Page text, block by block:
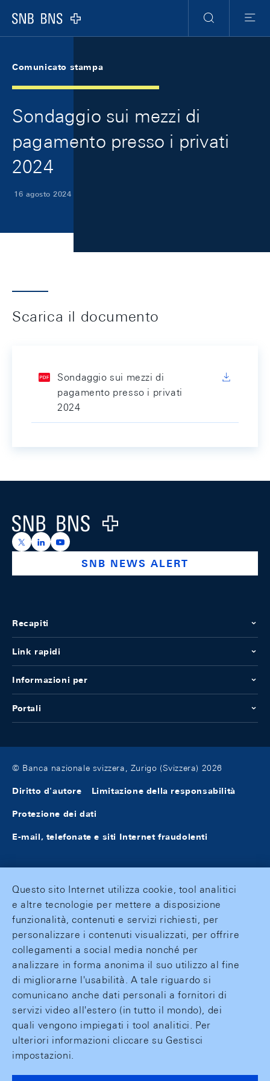
Logo
Ricerca
Menu
Comunicato stampa
Sondaggio sui mezzi di
pagamento presso i privati
2024
16 agosto 2024
Scarica il documento
Sondaggio sui mezzi di
pagamento presso i privati
2024
Logo
https://x.com/snb_bns
https://ch.linkedin.com/company/swiss-national-
https://www.youtube.com/@swissnationalbank
SNB NEWS ALERT
Recapiti
Link rapidi
Informazioni per
Portali
© Banca nazionale svizzera, Zurigo (Svizzera) 2026
Diritto d'autore Limitazione della responsabilità
Protezione dei dati
E-mail, telefonate e siti Internet fraudolenti
Questo sito Internet utilizza cookie, tool analitici
e altre tecnologie per mettere a disposizione
funzionalità, contenuti e servizi richiesti, per
personalizzare i contenuti visualizzati, per offrire
collegamenti a social media nonché per
analizzare in forma anonima il suo utilizzo al fine
di migliorarne l'usabilità. A tale riguardo si
comunicano anche dati personali a fornitori di
servizi video all'estero (in tutto il mondo), dei
quali vengono impiegati i tool analitici. Per
ulteriori informazioni cliccare su Gestisci
impostazioni.